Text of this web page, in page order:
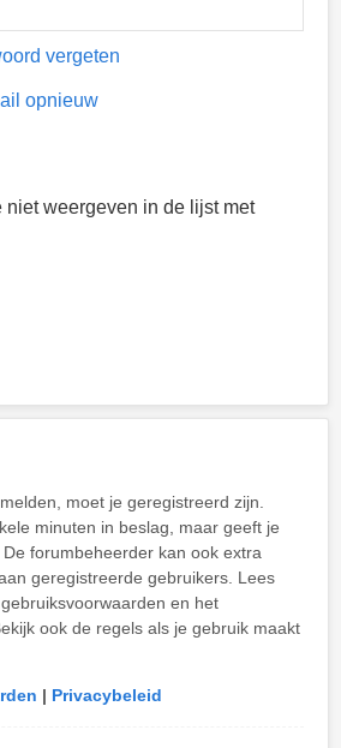
vergeten
opnieuw
niet weergeven in de lijst met
moet je geregistreerd zijn.
minuten in beslag, maar geeft je
forumbeheerder kan ook extra
geregistreerde gebruikers. Lees
en het
ook de regels als je gebruik maakt
| Privacybeleid